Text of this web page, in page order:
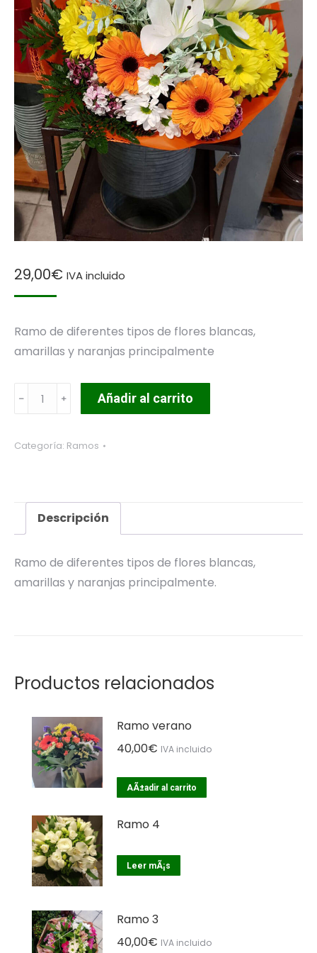
29,00€ IVA incluido
Ramo de diferentes tipos de flores blancas,
amarillas y naranjas principalmente
Ramo
Añadir al carrito
Categoría: Ramos
Descripción
Ramo de diferentes tipos de flores blancas,
amarillas y naranjas principalmente.
Productos relacionados
Ramo verano
40,00€ IVA incluido
AÃ±adir al carrito
Ramo 4
Leer mÃ¡s
Ramo 3
40,00€ IVA incluido